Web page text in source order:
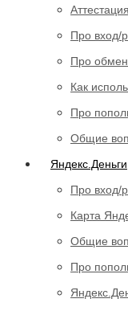
Про вход/
Про
Как
Про
Общие
Яндекс.Деньги
Про вход/
Карта
Общие
Про